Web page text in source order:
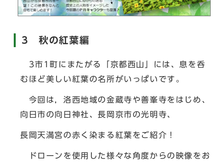
3 秋の紅葉編
3市1町にまたがる「京都西山」には、息を呑
むほど美しい紅葉の名所がいっぱいです。
今回は，洛西地域の金蔵寺や善峯寺をはじめ、
向日市の向日神社、長岡京市の光明寺、
長岡天満宮の赤く染まる紅葉をご紹介！
ドローンを使用した様々な角度からの映像をお